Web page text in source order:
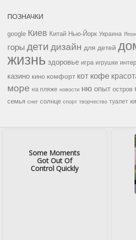
ПОЗНАЧКИ
google Киев Китай Нью-Йорк Украина
горы дети дизайн для детей
жизнь здоровье игра игрушки
казино кино комфорт кот кофе
море на пляже новости ню опыт остров
семья снег солнце спорт творчество туалет